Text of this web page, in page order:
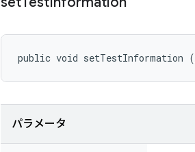
public void setTestInformation (
パラメータ